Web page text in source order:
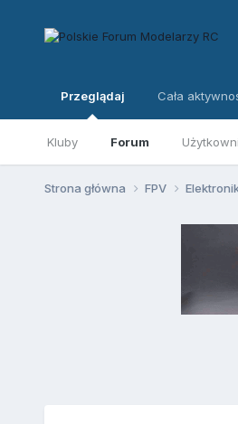
Przeglądaj
Kluby Forum
Cała
Strona główna FPV